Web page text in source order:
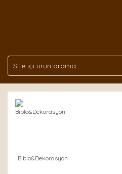
Biblo&Dekorasyon